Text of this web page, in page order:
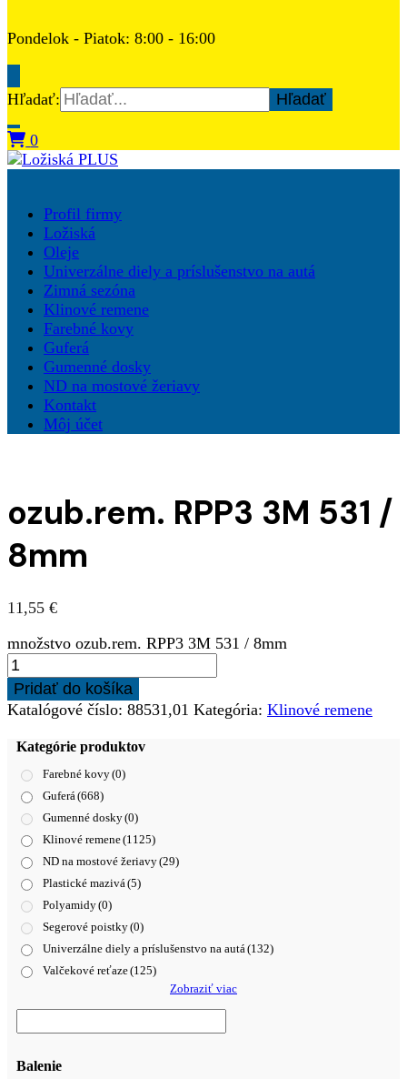
Pondelok - Piatok: 8:00 - 16:00
Hľadať:
0
Ložiská PLUS
Profil firmy
Ložiská
Oleje
Univerzálne diely a príslušenstvo na autá
Zimná sezóna
Klinové remene
Farebné kovy
Guferá
Gumenné dosky
ND na mostové žeriavy
Kontakt
Môj účet
ozub.rem. RPP3 3M 531 /
8mm
11,55 €
množstvo ozub.rem. RPP3 3M 531 / 8mm
Pridať do košíka
Katalógové číslo: 88531,01 Kategória: Klinové remene
Kategórie produktov
Farebné kovy(0)
Guferá(668)
Gumenné dosky(0)
Klinové remene(1125)
ND na mostové žeriavy(29)
Plastické mazivá(5)
Polyamidy(0)
Segerové poistky(0)
Univerzálne diely a príslušenstvo na autá(132)
Valčekové reťaze(125)
Zobraziť viac
Balenie